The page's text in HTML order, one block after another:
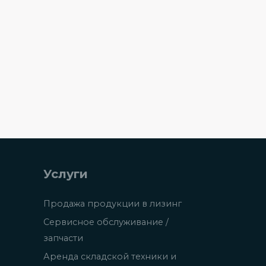
Услуги
Продажа продукции в лизинг
Сервисное обслуживание /
запчасти
Аренда складской техники и